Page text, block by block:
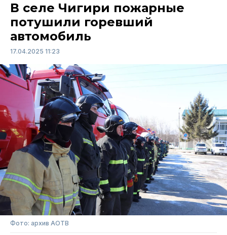
В селе Чигири пожарные
потушили горевший
автомобиль
17.04.2025 11:23
Фото: архив АОТВ